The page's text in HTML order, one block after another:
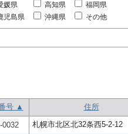
媛県 高知県
福岡県
児島県 沖縄県 その他
号 ▲ 住所
0032 札幌市北区北32条西5-2-12